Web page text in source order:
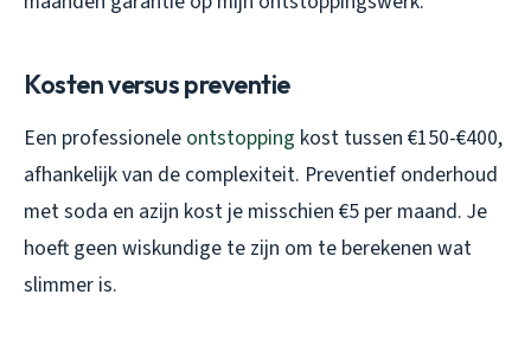
Kosten versus preventie
Een professionele ontstopping kost tussen €150-€400,
afhankelijk van de complexiteit. Preventief onderhoud
met soda en azijn kost je misschien €5 per maand. Je
hoeft geen wiskundige te zijn om te berekenen wat
slimmer is.